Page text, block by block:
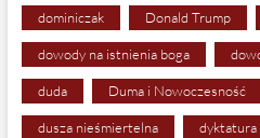
dominiczak Donald Trump
dowody na istnienia boga
duda Duma i Nowoczesność
dusza nieśmiertelna dyktatura